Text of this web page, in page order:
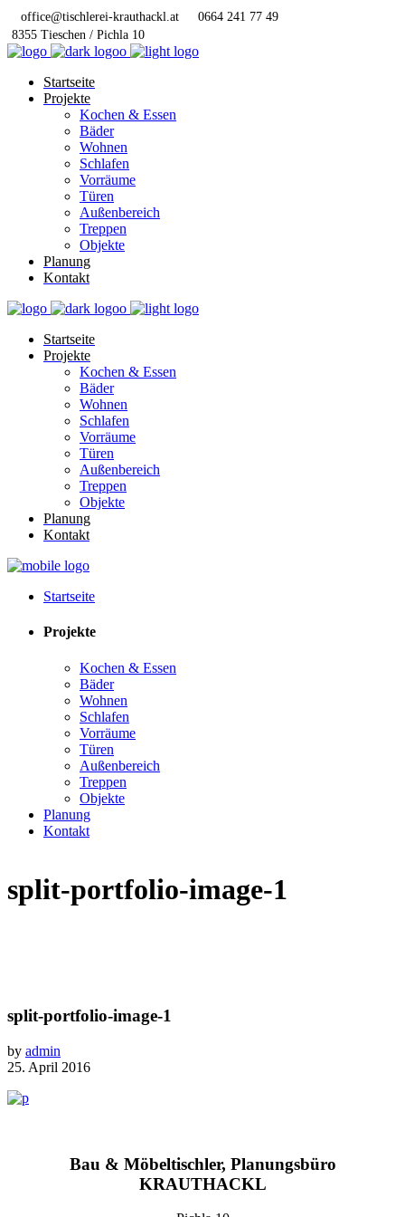
office@tischlerei-krauthackl.at
0664 241 77 49
8355 Tieschen / Pichla 10
Startseite
Projekte
Kochen & Essen
Bäder
Wohnen
Schlafen
Vorräume
Türen
Außenbereich
Treppen
Objekte
Planung
Kontakt
Startseite
Projekte
Kochen & Essen
Bäder
Wohnen
Schlafen
Vorräume
Türen
Außenbereich
Treppen
Objekte
Planung
Kontakt
Startseite
Projekte
Kochen & Essen
Bäder
Wohnen
Schlafen
Vorräume
Türen
Außenbereich
Treppen
Objekte
Planung
Kontakt
split-portfolio-image-1
split-portfolio-image-1
by admin
25. April 2016
Bau & Möbeltischler, Planungsbüro
KRAUTHACKL